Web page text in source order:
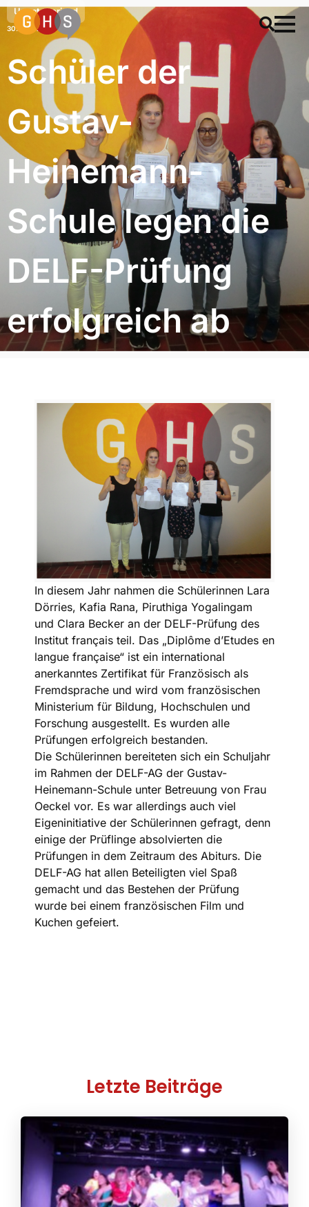
Uncategorized
30. Juni 2016
Schüler der
Gustav-
Heinemann-
Schule legen die
DELF-Prüfung
erfolgreich ab
In diesem Jahr nahmen die Schülerinnen Lara
Dörries, Kafia Rana, Piruthiga Yogalingam
und Clara Becker an der DELF-Prüfung des
Institut français teil. Das „Diplôme d’Etudes en
langue française“ ist ein international
anerkanntes Zertifikat für Französisch als
Fremdsprache und wird vom französischen
Ministerium für Bildung, Hochschulen und
Forschung ausgestellt. Es wurden alle
Prüfungen erfolgreich bestanden.
Die Schülerinnen bereiteten sich ein Schuljahr
im Rahmen der DELF-AG der Gustav-
Heinemann-Schule unter Betreuung von Frau
Oeckel vor. Es war allerdings auch viel
Eigeninitiative der Schülerinnen gefragt, denn
einige der Prüflinge absolvierten die
Prüfungen in dem Zeitraum des Abiturs. Die
DELF-AG hat allen Beteiligten viel Spaß
gemacht und das Bestehen der Prüfung
wurde bei einem französischen Film und
Kuchen gefeiert.
Letzte Beiträge